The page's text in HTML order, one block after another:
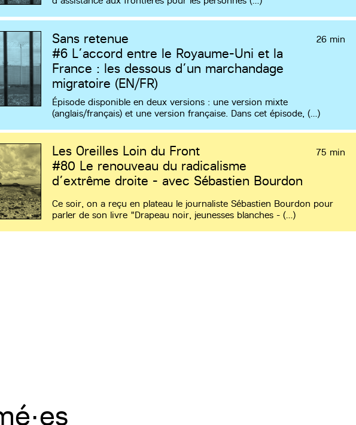
Sans retenue
#6 L’accord entre le Royaume-Uni et la
France : les dessous d’un marchandage
migratoire (EN/FR)
26 min
Épisode disponible en deux versions : une version mixte
(anglais/français) et une version française. Dans cet épisode, (…)
Les Oreilles Loin du Front
#80 Le renouveau du radicalisme
d’extrême droite - avec Sébastien Bourdon
75 min
Ce soir, on a reçu en plateau le journaliste Sébastien Bourdon pour
parler de son livre "Drapeau noir, jeunesses blanches - (…)